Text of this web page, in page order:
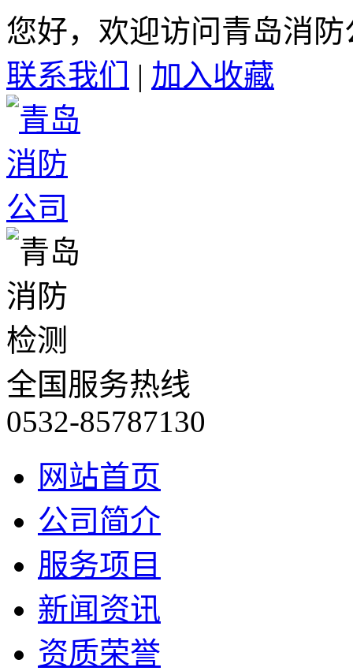
您好，欢迎访问青岛消
联系我们
| 加入收藏
全国服务热线
0532-85787130
网站首页
公司简介
服务项目
新闻资讯
资质荣誉